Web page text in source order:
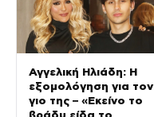
Αγγελική Ηλιάδη: Η
εξομολόγηση για τον
γιο της – «Εκείνο το
βράδυ είδα το